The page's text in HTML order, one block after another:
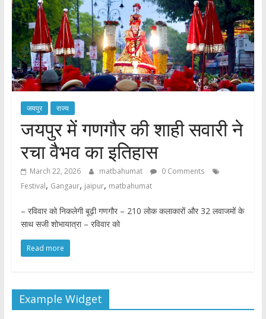
जयपुर राज्य
जयपुर में गणगौर की शाही सवारी ने
रचा वैभव का इतिहास
March 22, 2026 matbahumat
0 Comments
Festival, Gangaur, jaipur, matbahumat
– रविवार को निकलेगी बूढ़ी गणगौर – 210 लोक कलाकारों और 32 लवाजमों के
साथ सजी शोभायात्रा – रविवार को
Read more
Example Widget